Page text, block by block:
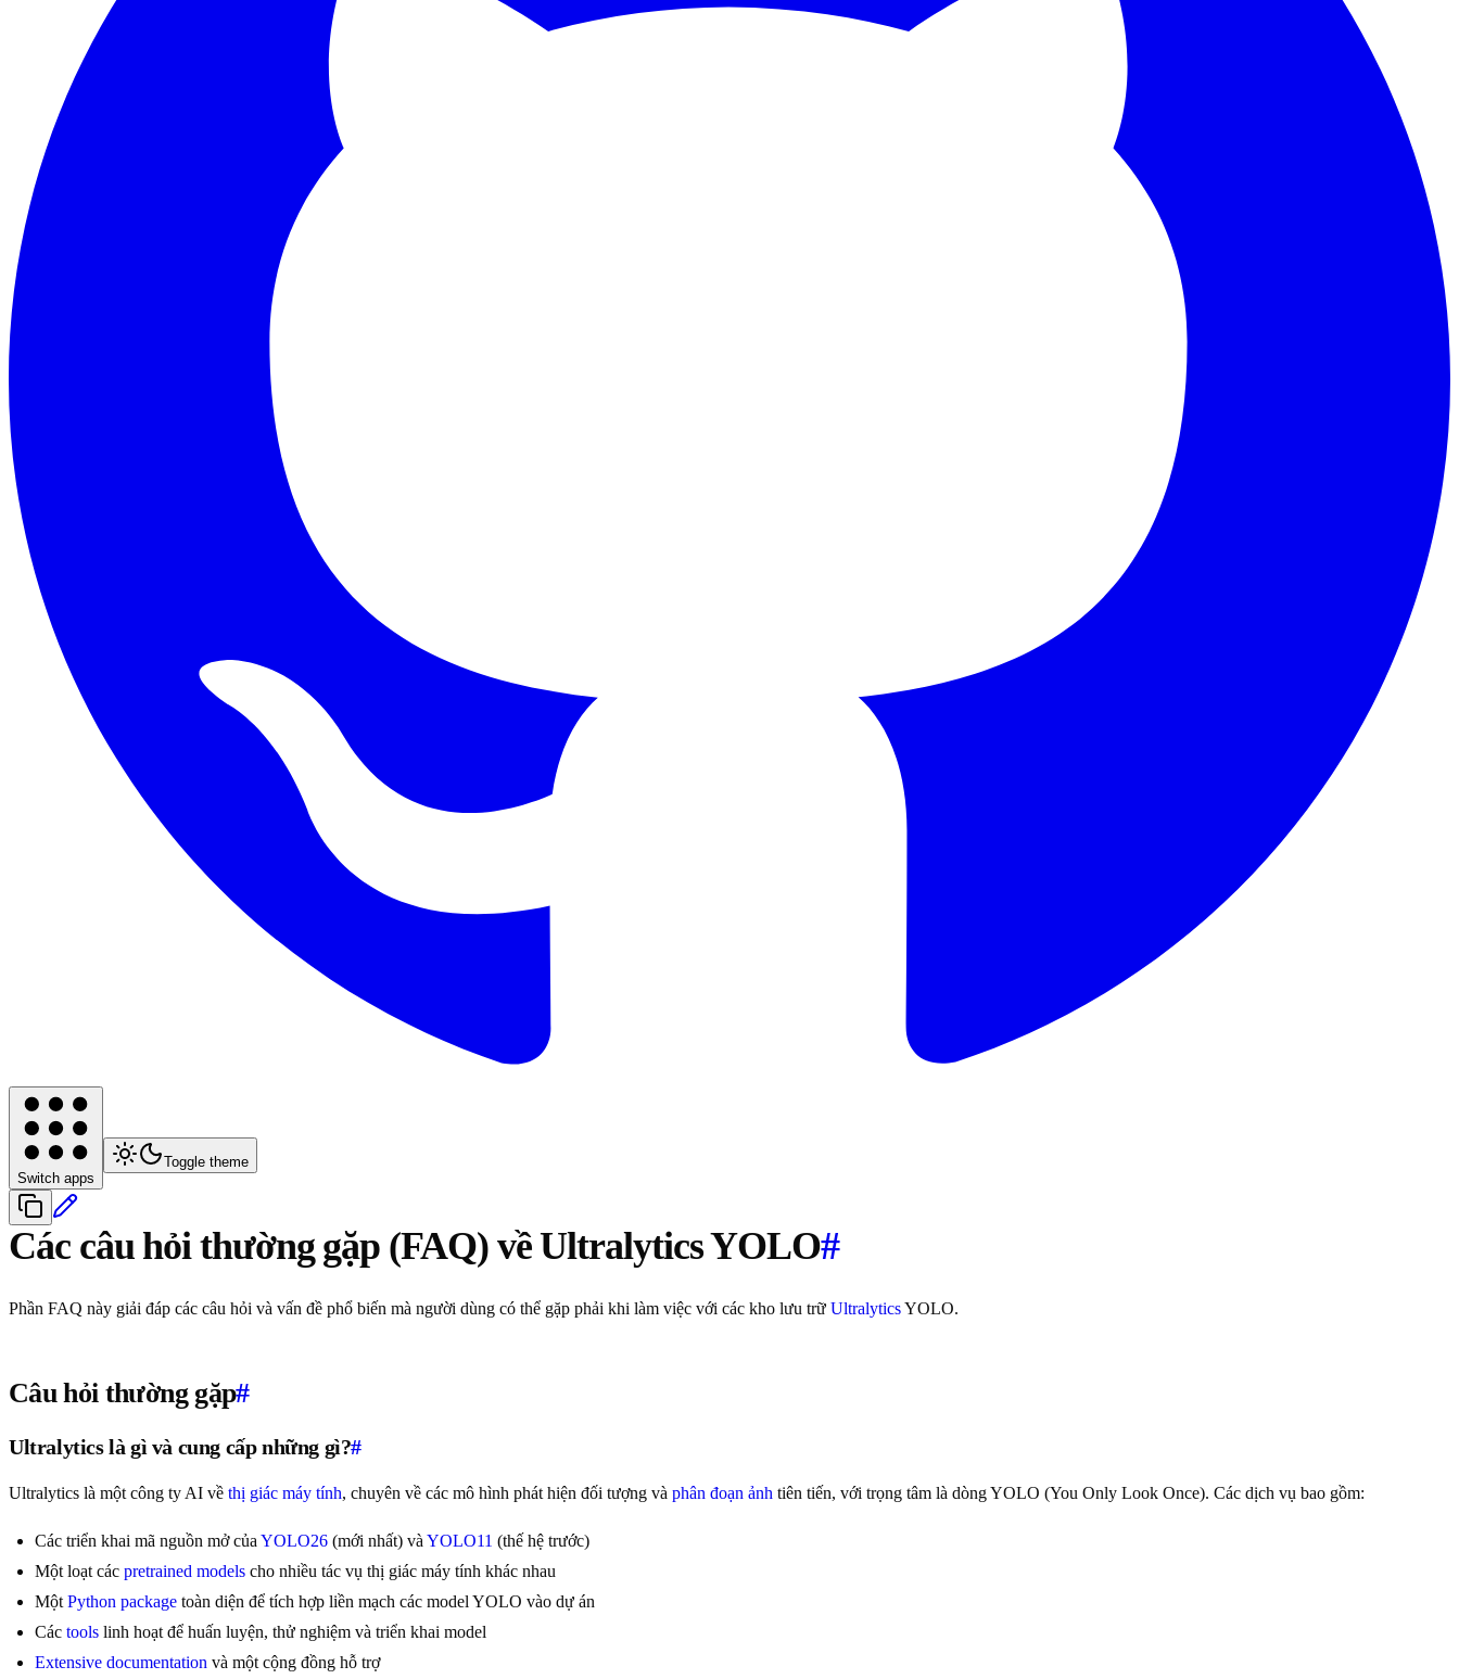
Switch apps
Toggle theme
Các câu hỏi thường gặp (FAQ) về Ultralytics YOLO#
Phần FAQ này giải đáp các câu hỏi và vấn đề phổ biến mà người dùng có thể gặp phải khi làm việc với các kho lưu trữ UltralyticsYOLO.
Câu hỏi thường gặp#
Ultralytics là gì và cung cấp những gì?#
Ultralytics là một công ty AI về thị giác máy tính, chuyên về các mô hình phát hiện đối tượng và phân đoạn ảnh tiên tiến, với trọng tâm là dòng YOLO (You Only Look Once). Các dịch vụ bao gồm:
Các triển khai mã nguồn mở của YOLO26 (mới nhất) và YOLO11 (thế hệ trước)
Một loạt các pretrained models cho nhiều tác vụ thị giác máy tính khác nhau
Một Python package toàn diện để tích hợp liền mạch các model YOLO vào dự án
Các tools linh hoạt để huấn luyện, thử nghiệm và triển khai model
Extensive documentation và một cộng đồng hỗ trợ